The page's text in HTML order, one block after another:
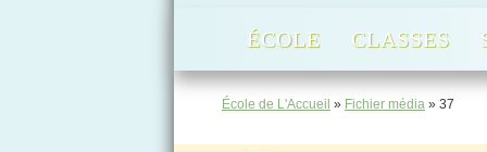
ÉCOLE CLASSES
École de L'Accueil » Fichier média » 37